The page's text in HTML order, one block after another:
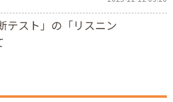
テスト」の「リスニン